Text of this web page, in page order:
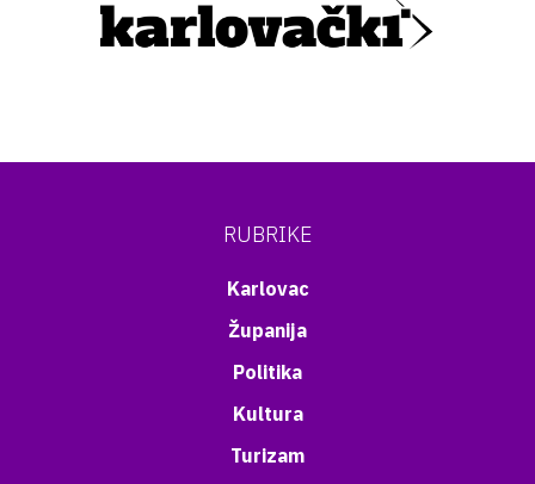
RUBRIKE
Karlovac
Županija
Politika
Kultura
Turizam